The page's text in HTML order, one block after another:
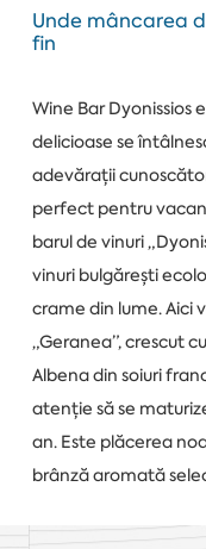
Unde mâncarea
fin
Wine Bar Dyonissios
delicioase se
adevărații
perfect pentru
barul de vinuri
vinuri bulgărești
crame din lume. Aici
„Geranea”, crescut
Albena din soiuri
atenție să se
an. Este plăcerea
brânză aromată